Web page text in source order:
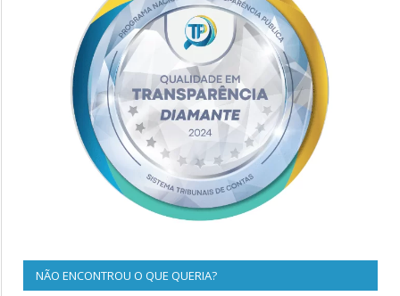
NÃO ENCONTROU O QUE QUERIA?